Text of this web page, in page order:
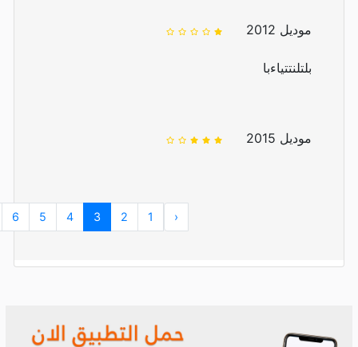
موديل 2012
بلتلنتتياءبا
موديل 2015
‹
1
2
3
4
5
6